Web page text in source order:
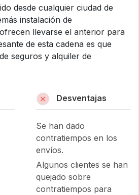
desde cualquier ciudad de
instalación de
llevarse el anterior para
de esta cadena es que
seguros y alquiler de
Desventajas
Se han dado
contratiempos en los
envíos.
Algunos clientes se han
quejado sobre
contratiempos para